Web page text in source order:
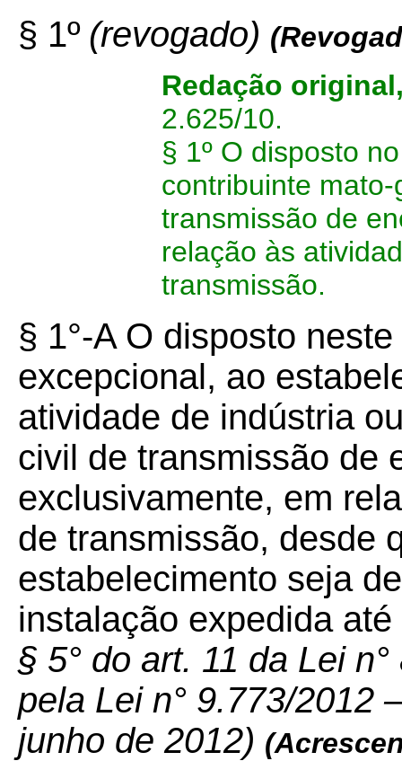
§ 1º (revogado)
Redação
2.625/10.
§ 1º O disposto
contribuinte
transmissão de
relação às
transmissão.
§ 1°-A O disposto
excepcional, ao
atividade de indústria
civil de transmissão de
exclusivamente, em
de transmissão, desde
estabelecimento seja
instalação expedida
§ 5° do art. 11 da Lei
pela Lei n° 9.773/2012
junho de 2012)